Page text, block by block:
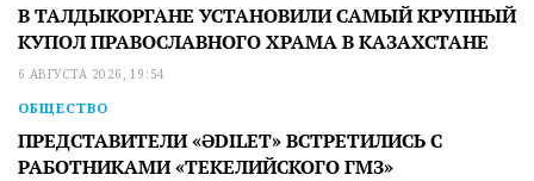
В ТАЛДЫКОРГАНЕ УСТАНОВИЛИ САМЫЙ КРУПНЫЙ
КУПОЛ ПРАВОСЛАВНОГО ХРАМА В КАЗАХСТАНЕ
6 АВГУСТА 2026, 19:54
ОБЩЕСТВО
ПРЕДСТАВИТЕЛИ «ӘDILET» ВСТРЕТИЛИСЬ С
РАБОТНИКАМИ «ТЕКЕЛИЙСКОГО ГМЗ»